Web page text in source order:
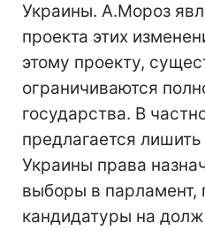
Украины. А.Мороз
проекта этих
этому проекту,
ограничиваются
государства. В
предлагается
Украины права
выборы в парламент,
кандидатуры на